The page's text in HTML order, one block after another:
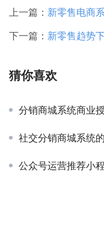
上一篇： 新零售电商
下一篇： 新零售趋势
猜你喜欢
分销商城系统商业
社交分销商城系统
公众号运营推荐小